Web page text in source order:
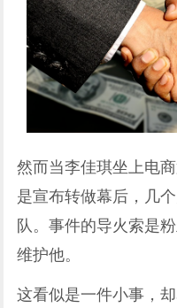
然而当李佳琪坐上电
是宣布转做幕后，几
队。事件的导火索是
维护他。
这看似是一件小事，